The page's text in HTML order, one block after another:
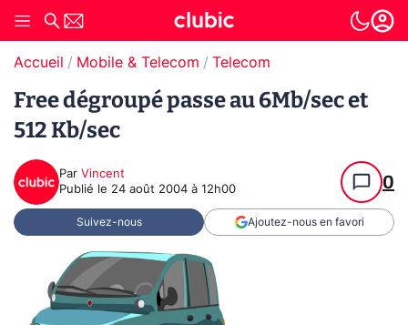
Accueil Mobile & Telecom Telecom
Free dégroupé passe au 6Mb/sec et
512 Kb/sec
Par Vincent
Publié le 24 août 2004 à 12h00 0
Suivez-nous Ajoutez-nous en favori